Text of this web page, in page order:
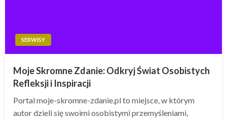
SERWISY
Moje Skromne Zdanie: Odkryj Świat Osobistych
Refleksji i Inspiracji
Portal moje-skromne-zdanie.pl to miejsce, w którym
autor dzieli się swoimi osobistymi przemyśleniami,